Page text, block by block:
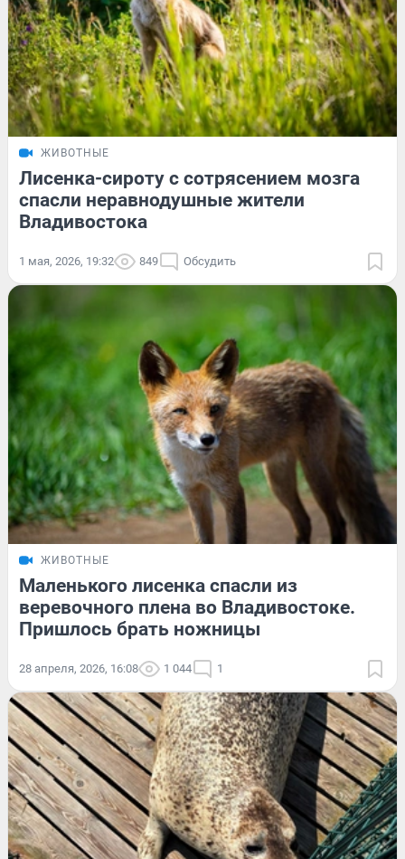
ЖИВОТНЫЕ
Лисенка-сироту с сотрясением мозга
спасли неравнодушные жители
Владивостока
1 мая, 2026, 19:32 849 Обсудить
ЖИВОТНЫЕ
Маленького лисенка спасли из
веревочного плена во Владивостоке.
Пришлось брать ножницы
28 апреля, 2026, 16:08 1 044 1